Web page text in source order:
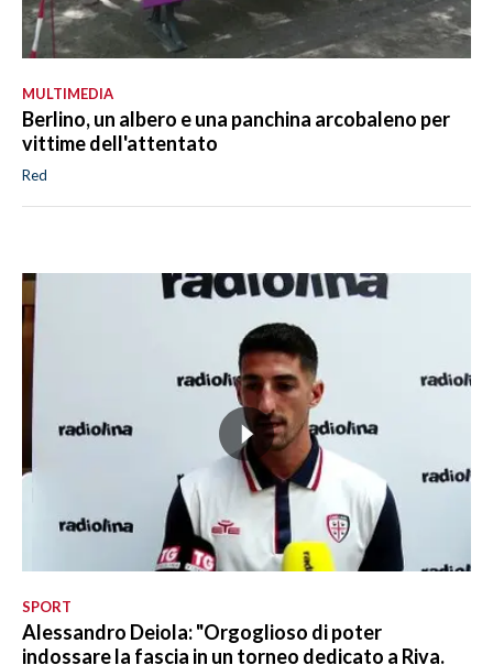
MULTIMEDIA
Berlino, un albero e una panchina arcobaleno per
vittime dell'attentato
Red
SPORT
Alessandro Deiola: "Orgoglioso di poter
indossare la fascia in un torneo dedicato a Riva.